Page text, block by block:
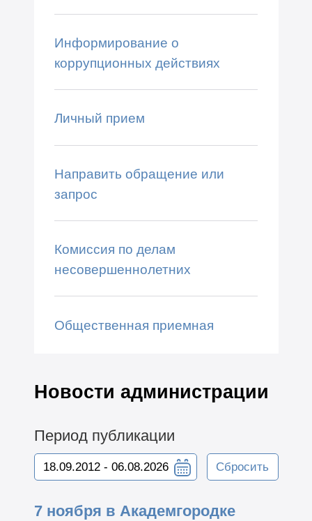
Информирование о
коррупционных действиях
Личный прием
Направить обращение или
запрос
Комиссия по делам
несовершеннолетних
Общественная приемная
Новости администрации
Период публикации
Сбросить
7 ноября в Академгородке